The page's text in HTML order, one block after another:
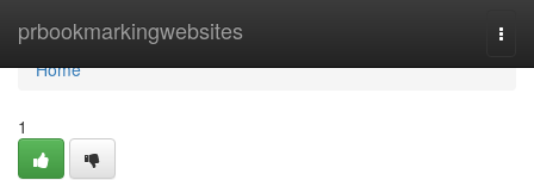
prbookmarkingwebsites
Home
Home
1